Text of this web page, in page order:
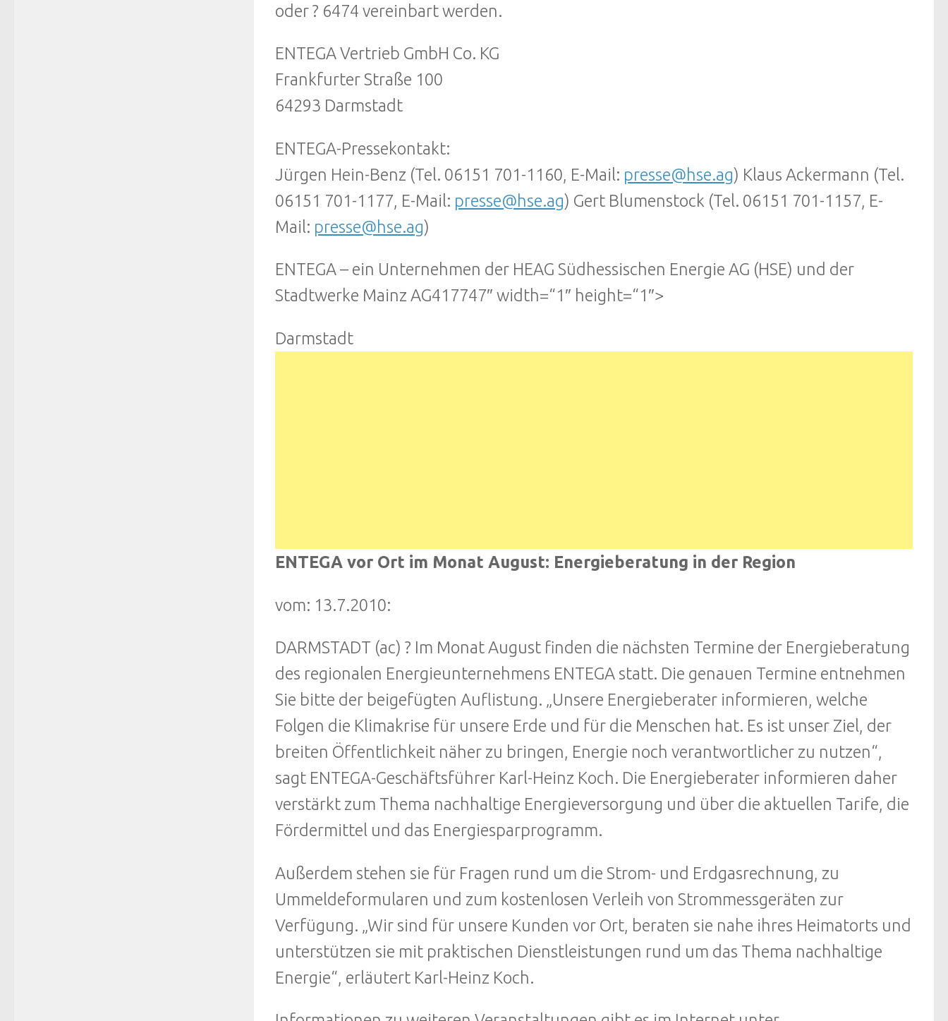
oder ? 6474 vereinbart werden.
ENTEGA Vertrieb GmbH Co. KG
Frankfurter Straße 100
64293 Darmstadt
ENTEGA-Pressekontakt:
Jürgen Hein-Benz (Tel. 06151 701-1160, E-Mail: presse@hse.ag) Klaus Ackermann (Tel.
06151 701-1177, E-Mail: presse@hse.ag) Gert Blumenstock (Tel. 06151 701-1157, E-
Mail: presse@hse.ag)
ENTEGA – ein Unternehmen der HEAG Südhessischen Energie AG (HSE) und der
Stadtwerke Mainz AG417747″ width=“1″ height=“1″>
Darmstadt
ENTEGA vor Ort im Monat August: Energieberatung in der Region
vom: 13.7.2010:
DARMSTADT (ac) ? Im Monat August finden die nächsten Termine der Energieberatung
des regionalen Energieunternehmens ENTEGA statt. Die genauen Termine entnehmen
Sie bitte der beigefügten Auflistung. „Unsere Energieberater informieren, welche
Folgen die Klimakrise für unsere Erde und für die Menschen hat. Es ist unser Ziel, der
breiten Öffentlichkeit näher zu bringen, Energie noch verantwortlicher zu nutzen“,
sagt ENTEGA-Geschäftsführer Karl-Heinz Koch. Die Energieberater informieren daher
verstärkt zum Thema nachhaltige Energieversorgung und über die aktuellen Tarife, die
Fördermittel und das Energiesparprogramm.
Außerdem stehen sie für Fragen rund um die Strom- und Erdgasrechnung, zu
Ummeldeformularen und zum kostenlosen Verleih von Strommessgeräten zur
Verfügung. „Wir sind für unsere Kunden vor Ort, beraten sie nahe ihres Heimatorts und
unterstützen sie mit praktischen Dienstleistungen rund um das Thema nachhaltige
Energie“, erläutert Karl-Heinz Koch.